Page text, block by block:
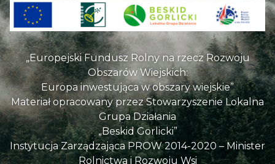
„Europejski Fundusz Rolny na rzecz Rozwoju
Obszarów Wiejskich:
Europa inwestująca w obszary wiejskie”
Materiał opracowany przez Stowarzyszenie Lokalna
Grupa Działania
„Beskid Gorlicki”
Instytucja Zarządzająca PROW 2014-2020 – Minister
Rolnictwa i Rozwoju Wsi